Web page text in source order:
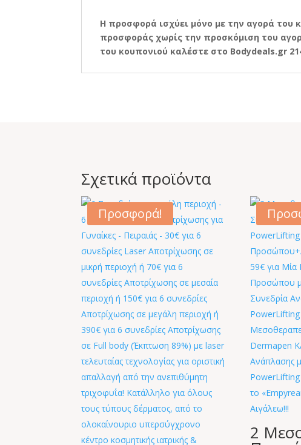
Η προσφορά ισχύει μόνο με την αγορά του
προσφοράς χωρίς την προσκόμιση του
του κουπονιού καλέστε στο Bodydeals.gr
Σχετικά προϊόντα
Προσφορά!
2